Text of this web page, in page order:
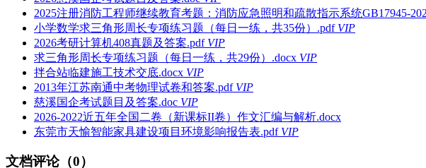
2025注册消防工程师继续教育考题：消防应急照明和疏散指示系统GB17945-
小学数学求三角形周长专项练习题（每日一练，共35份）.pdf VIP
2026考研计算机408真题及答案.pdf VIP
求三角形周长专项练习题（每日一练，共29份）.docx VIP
拌合站临建施工技术交底.docx VIP
2013年江苏南通中考物理试卷和答案.pdf VIP
慈溪国企考试题目及答案.doc VIP
2026-2022近五年全国二卷（新课标II卷）作文汇编与解析.docx
东莞市天愉智能家具建设项目环境影响报告表.pdf VIP
文档评论（0）